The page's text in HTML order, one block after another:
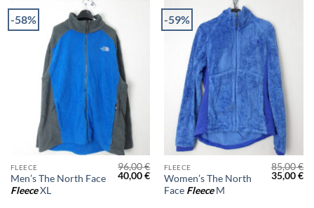
-58%
FLEECE
Men’s The North Face
FleeceXL
96,00€
Original
price
40,00€Η
τρέχουσα
τιμή
-59%
FLEECE
Women’s The North
Face FleeceM
85,00€
Original
price
35,00€Η